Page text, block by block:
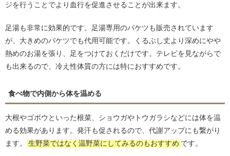
ジを行うことでより血行を促進させることが出来ます。
足湯も非常に効果的です。足湯専用のバケツも販売されています
が、大きめのバケツでも代用可能です。くるぶし丈より深めにやや
熱めのお湯を張り、足をつけておくだけです。テレビを見ながらで
も出来るので、冷え性体質の方には特におすすめです。
食べ物で内側から体を温める
大根やゴボウといった根菜、ショウガやトウガラシなどには体を温
める効果があります。発汗も促されるので、代謝アップにも繋がり
ます。
生野菜ではなく温野菜にしてみるのもおすすめ です。